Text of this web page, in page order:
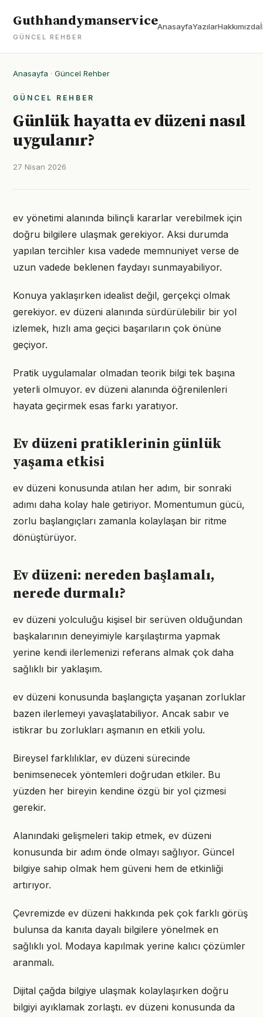
Guthhandymanservice
GÜNCEL REHBER
AnasayfaYazılarHakkımızda
Anasayfa · Güncel Rehber
GÜNCEL REHBER
Günlük hayatta ev düzeni nasıl
uygulanır?
27 Nisan 2026
ev yönetimi alanında bilinçli kararlar verebilmek için
doğru bilgilere ulaşmak gerekiyor. Aksi durumda
yapılan tercihler kısa vadede memnuniyet verse de
uzun vadede beklenen faydayı sunmayabiliyor.
Konuya yaklaşırken idealist değil, gerçekçi olmak
gerekiyor. ev düzeni alanında sürdürülebilir bir yol
izlemek, hızlı ama geçici başarıların çok önüne
geçiyor.
Pratik uygulamalar olmadan teorik bilgi tek başına
yeterli olmuyor. ev düzeni alanında öğrenilenleri
hayata geçirmek esas farkı yaratıyor.
Ev düzeni pratiklerinin günlük
yaşama etkisi
ev düzeni konusunda atılan her adım, bir sonraki
adımı daha kolay hale getiriyor. Momentumun gücü,
zorlu başlangıçları zamanla kolaylaşan bir ritme
dönüştürüyor.
Ev düzeni: nereden başlamalı,
nerede durmalı?
ev düzeni yolculuğu kişisel bir serüven olduğundan
başkalarının deneyimiyle karşılaştırma yapmak
yerine kendi ilerlemenizi referans almak çok daha
sağlıklı bir yaklaşım.
ev düzeni konusunda başlangıçta yaşanan zorluklar
bazen ilerlemeyi yavaşlatabiliyor. Ancak sabır ve
istikrar bu zorlukları aşmanın en etkili yolu.
Bireysel farklılıklar, ev düzeni sürecinde
benimsenecek yöntemleri doğrudan etkiler. Bu
yüzden her bireyin kendine özgü bir yol çizmesi
gerekir.
Alanındaki gelişmeleri takip etmek, ev düzeni
konusunda bir adım önde olmayı sağlıyor. Güncel
bilgiye sahip olmak hem güveni hem de etkinliği
artırıyor.
Çevremizde ev düzeni hakkında pek çok farklı görüş
bulunsa da kanıta dayalı bilgilere yönelmek en
sağlıklı yol. Modaya kapılmak yerine kalıcı çözümler
aranmalı.
Dijital çağda bilgiye ulaşmak kolaylaşırken doğru
bilgiyi ayıklamak zorlaştı. ev düzeni konusunda da